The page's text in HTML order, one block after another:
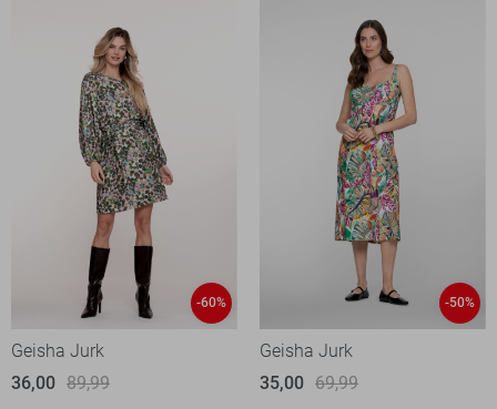
-60%
Geisha Jurk
36,00 89,99
-50%
Geisha Jurk
35,00 69,99